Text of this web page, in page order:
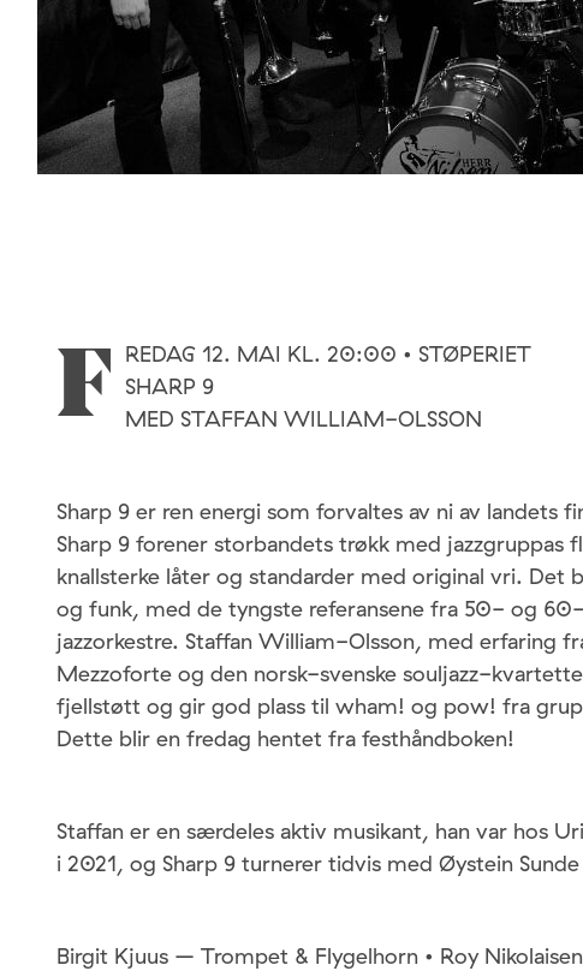
F REDAG 12. MAI KL. 20:00 • STØPERIET
SHARP 9
MED STAFFAN WILLIAM-OLSSON
Sharp 9 er ren energi som forvaltes av ni av landets
Sharp 9 forener storbandets trøkk med jazzgruppas
knallsterke låter og standarder med original vri. Det
og funk, med de tyngste referansene fra 50- og
jazzorkestre. Staffan William-Olsson, med erfaring
Mezzoforte og den norsk-svenske souljazz-
fjellstøtt og gir god plass til wham! og pow! fra
Dette blir en fredag hentet fra festhåndboken!
Staffan er en særdeles aktiv musikant, han var hos
i 2021, og Sharp 9 turnerer tidvis med Øystein
Birgit Kjuus – Trompet & Flygelhorn • Roy